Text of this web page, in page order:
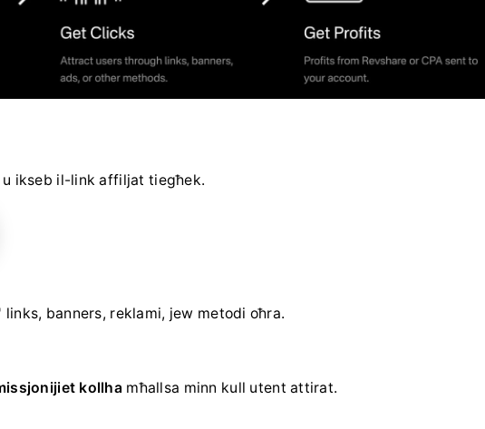
ikseb il-link affiljat tiegħek.
banners, reklami, jew metodi oħra.
kollha mħallsa minn kull utent attirat.